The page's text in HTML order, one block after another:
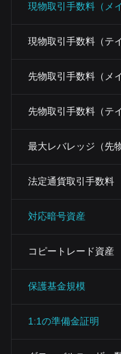
現物取引手数料（メ
現物取引手数料（テ
先物取引手数料（メ
先物取引手数料（テ
最大レバレッジ（先物
法定通貨取引手数料
対応暗号資産
コピートレード資産
保護基金規模
1:1の準備金証明